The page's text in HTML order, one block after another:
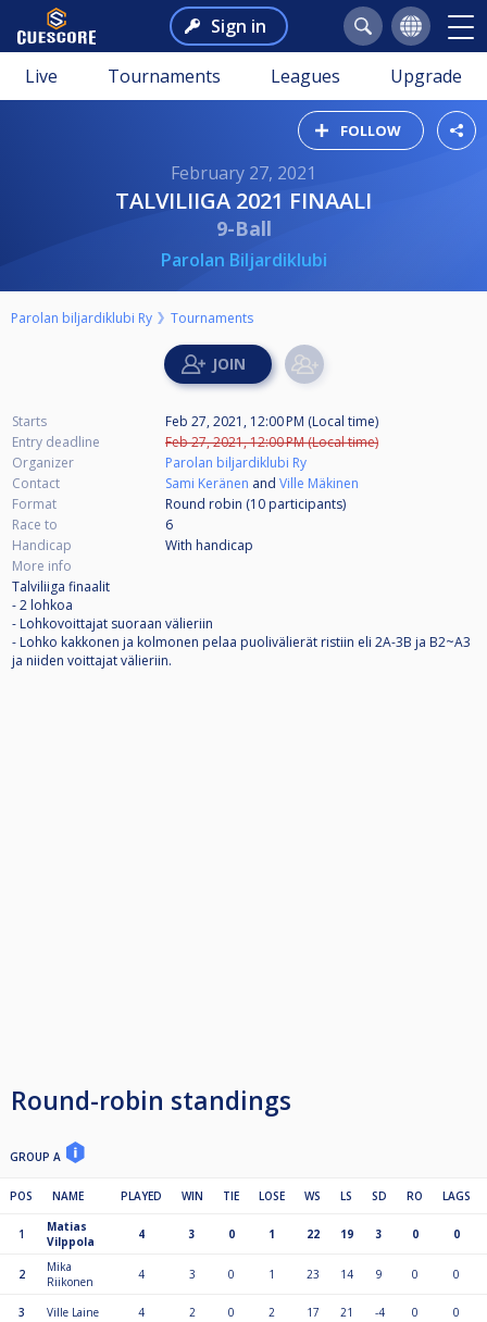
Sign in
Live Tournaments Leagues Upgrade
FOLLOW
February 27, 2021
TALVILIIGA 2021 FINAALI
9-Ball
Parolan Biljardiklubi
Parolan biljardiklubi Ry Tournaments
Starts
Feb 27, 2021, 12:00 PM (Local time)
Entry deadline
Feb 27, 2021, 12:00 PM (Local time)
Organizer
Parolan biljardiklubi Ry
Contact
Sami Keränen and Ville Mäkinen
Format
Round robin (10 participants)
Race to
6
Handicap
With handicap
More info
Talviliiga finaalit
- 2 lohkoa
- Lohkovoittajat suoraan välieriin
- Lohko kakkonen ja kolmonen pelaa puolivälierät ristiin eli 2A-3B ja B2~A3
ja niiden voittajat välieriin.
Round-robin standings
GROUP A
POS NAME PLAYED WIN TIE LOSE WS LS SD RO LAGS
1
Matias
Vilppola
4 3 0 1 22 19 3 0 0
2
Mika
Riikonen
4 3 0 1 23 14 9 0 0
3 Ville Laine 4 2 0 2 17 21 -4 0 0